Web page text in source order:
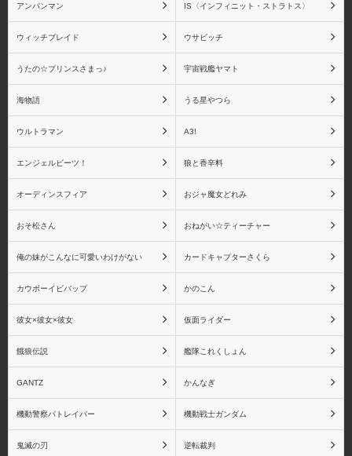
アンパンマン IS〈インフィニット・ストラトス〉
ウィッチブレイド ウサビッチ
うたの☆プリンスさまっ♪ 宇宙戦艦ヤマト
海物語 うる星やつら
ウルトラマン A3!
エンジェルビーツ！ 狼と香辛料
オーディンスフィア おジャ魔女どれみ
おそ松さん おねがい☆ティーチャー
俺の妹がこんなに可愛いわけがない カードキャプターさくら
カウボーイビバップ かのこん
彼女×彼女×彼女 仮面ライダー
餓狼伝説 艦隊これくしょん
GANTZ かんなぎ
機動警察パトレイバー 機動戦士ガンダム
鬼滅の刃 逆転裁判